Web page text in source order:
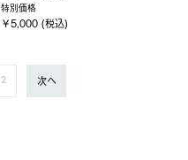
特別価格
￥5,000 (税込)
2 次へ